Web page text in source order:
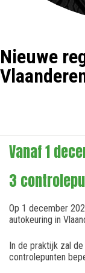
Nieuwe
Vanaf 1
3
Op 1 december
autokeuring in
In de praktijk zal
controlepunten